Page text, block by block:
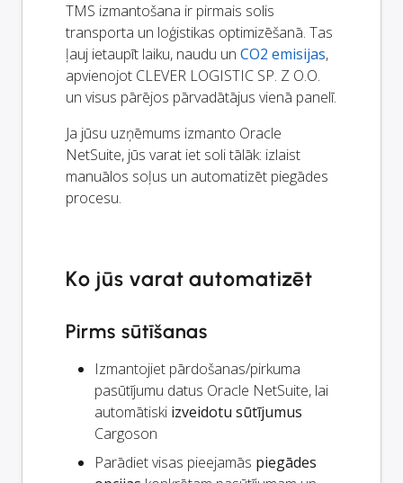
TMS izmantošana ir pirmais solis
transporta un loģistikas optimizēšanā. Tas
ļauj ietaupīt laiku, naudu un CO2 emisijas,
apvienojot CLEVER LOGISTIC SP. Z O.O.
un visus pārējos pārvadātājus vienā panelī.
Ja jūsu uzņēmums izmanto Oracle
NetSuite, jūs varat iet soli tālāk: izlaist
manuālos soļus un automatizēt piegādes
procesu.
Ko jūs varat automatizēt
Pirms sūtīšanas
Izmantojiet pārdošanas/pirkuma
pasūtījumu datus Oracle NetSuite, lai
automātiski izveidotu sūtījumus
Cargoson
Parādiet visas pieejamās piegādes